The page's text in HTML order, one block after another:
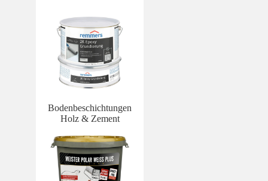
Bodenbeschichtungen
Holz & Zement